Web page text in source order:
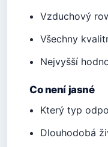
Vzduchový
Všechny
Nejvyšší
Co není jasné
Který typ
Dlouhodobá